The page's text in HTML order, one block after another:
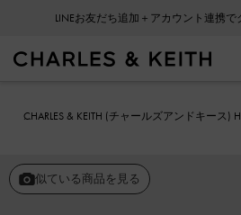
LINEお友だち追加＋アカウント連携で
CHARLES & KEITH (チャールズアンドキース)
似ている商品を見る